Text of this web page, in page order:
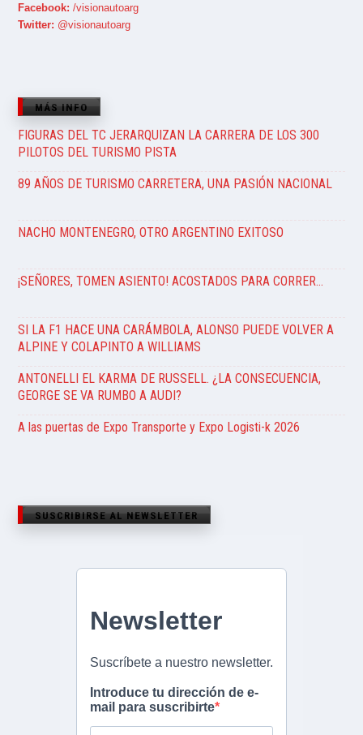
Facebook: /visionautoarg
Twitter: @visionautoarg
MÁS INFO
FIGURAS DEL TC JERARQUIZAN LA CARRERA DE LOS 300
PILOTOS DEL TURISMO PISTA
89 AÑOS DE TURISMO CARRETERA, UNA PASIÓN NACIONAL
NACHO MONTENEGRO, OTRO ARGENTINO EXITOSO
¡SEÑORES, TOMEN ASIENTO! ACOSTADOS PARA CORRER…
SI LA F1 HACE UNA CARÁMBOLA, ALONSO PUEDE VOLVER A
ALPINE Y COLAPINTO A WILLIAMS
ANTONELLI EL KARMA DE RUSSELL. ¿LA CONSECUENCIA,
GEORGE SE VA RUMBO A AUDI?
A las puertas de Expo Transporte y Expo Logisti-k 2026
SUSCRIBIRSE AL NEWSLETTER